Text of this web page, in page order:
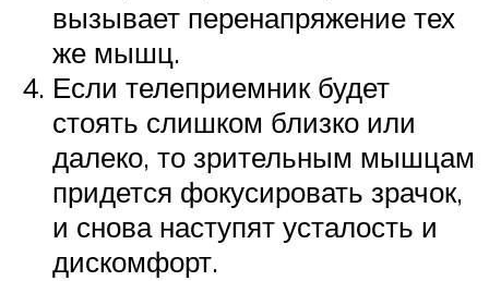
вызывает перенапряжение тех
же мышц.
Если телеприемник будет
стоять слишком близко или
далеко, то зрительным мышцам
придется фокусировать зрачок,
и снова наступят усталость и
дискомфорт.